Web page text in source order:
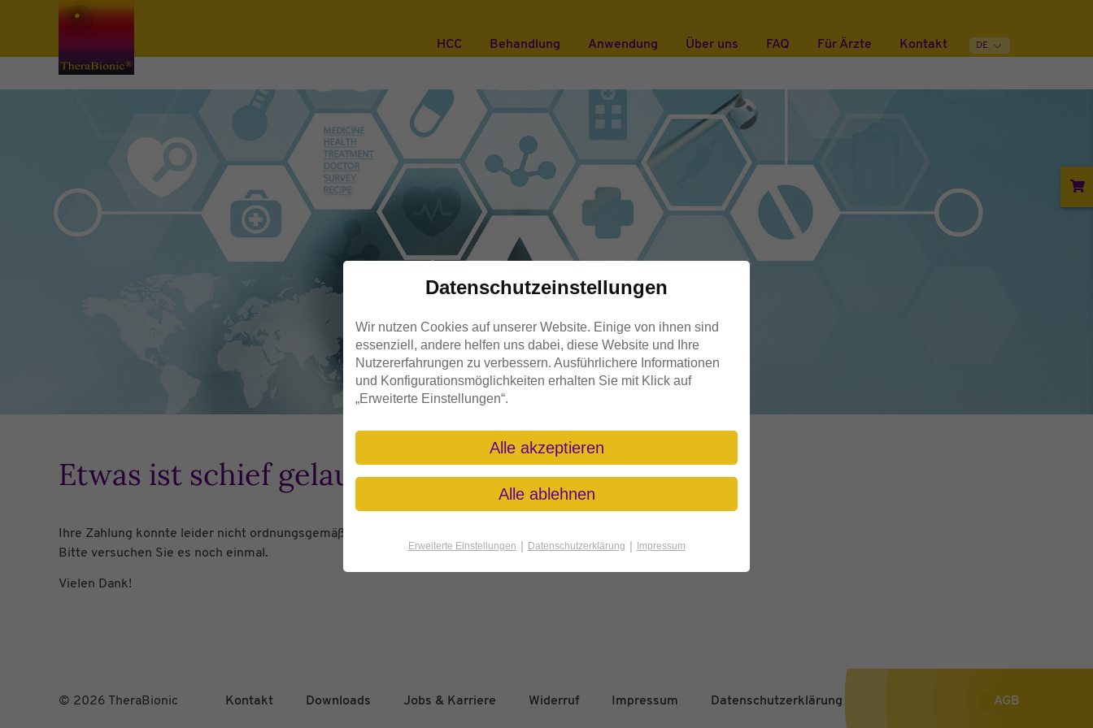
HCC Behandlung Anwendung Über uns FAQ Für Ärzte Kontakt
Etwas ist schief gelaufen
Ihre Zahlung konnte leider nicht ordnungsgemäß durchgeführt werden.
Bitte versuchen Sie es noch einmal.
Vielen Dank!
© 2026 TheraBionic Kontakt Downloads Jobs & Karriere Widerruf Impressum Datenschutzerklärung AGB
Datenschutzeinstellungen
Wir nutzen Cookies auf unserer Website. Einige von ihnen sind
essenziell, andere helfen uns dabei, diese Website und Ihre
Nutzererfahrungen zu verbessern. Ausführlichere Informationen
und Konfigurationsmöglichkeiten erhalten Sie mit Klick auf
„Erweiterte Einstellungen“.
Alle akzeptieren
Alle ablehnen
Erweiterte Einstellungen | Datenschutzerklärung | Impressum